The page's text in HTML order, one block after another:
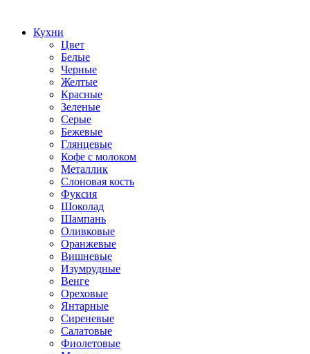
Кухни
Цвет
Белые
Черные
Желтые
Красные
Зеленые
Серые
Бежевые
Глянцевые
Кофе с молоком
Металлик
Слоновая кость
Фуксия
Шоколад
Шампань
Оливковые
Оранжевые
Вишневые
Изумрудные
Венге
Ореховые
Янтарные
Сиреневые
Салатовые
Фиолетовые